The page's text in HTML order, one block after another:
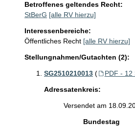
Betroffenes geltendes Recht:
StBerG [alle RV hierzu]
Interessenbereiche:
Öffentliches Recht [alle RV hierzu]
Stellungnahmen/Gutachten (2):
SG2510210013 ( PDF - 12
Adressatenkreis:
Versendet am
Bundestag